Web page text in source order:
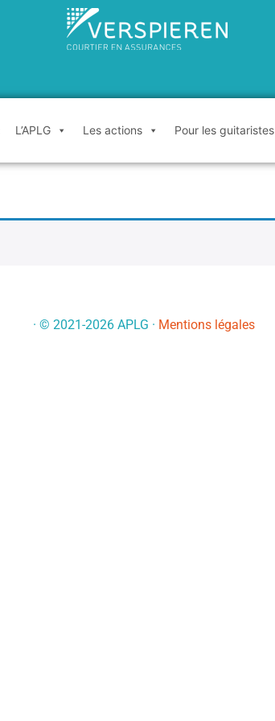
L’APLG Les actions Pour les guitaristes
· © 2021-2026 APLG · Mentions légales